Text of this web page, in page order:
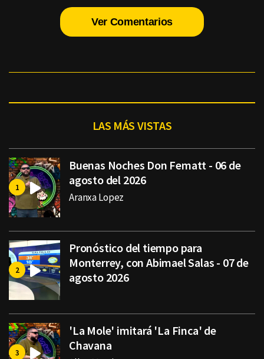
Ver Comentarios
LAS MÁS VISTAS
Buenas Noches Don Fematt - 06 de
agosto del 2026
Aranxa Lopez
Pronóstico del tiempo para
Monterrey, con Abimael Salas - 07 de
agosto 2026
'La Mole' imitará 'La Finca' de
Chavana